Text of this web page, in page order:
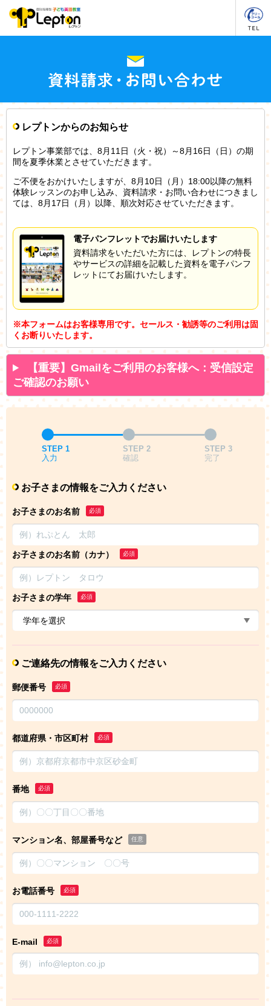
レプトンからのお知らせ
レプトン事業部では、8月11日（火・祝）～8月16日（日）の期
間を夏季休業とさせていただきます。
ご不便をおかけいたしますが、8月10日（月）18:00以降の無料
体験レッスンのお申し込み、資料請求・お問い合わせにつきまし
ては、8月17日（月）以降、順次対応させていただきます。
電子パンフレットでお届けいたします
資料請求をいただいた方には、レプトンの特長
やサービスの詳細を記載した資料を電子パンフ
レットにてお届けいたします。
※本フォームはお客様専用です。セールス・勧誘等のご利用は固
くお断りいたします。
【重要】Gmailをご利用のお客様へ：受信設定
ご確認のお願い
STEP 1
入力
STEP 2
確認
STEP 3
完了
お子さまの情報をご入力ください
お子さまのお名前 必須
お子さまのお名前（カナ） 必須
お子さまの学年 必須
ご連絡先の情報をご入力ください
郵便番号 必須
都道府県・市区町村 必須
番地 必須
マンション名、部屋番号など 任意
お電話番号 必須
E-mail 必須